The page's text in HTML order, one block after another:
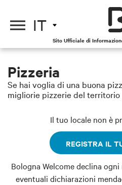
IT
Sito Ufficiale di
Pizzeria
Se hai voglia di una buona
migliorie pizzerie del territorio
Il tuo locale non è
REGISTRA IL
Bologna Welcome declina
eventuali dichiarazioni